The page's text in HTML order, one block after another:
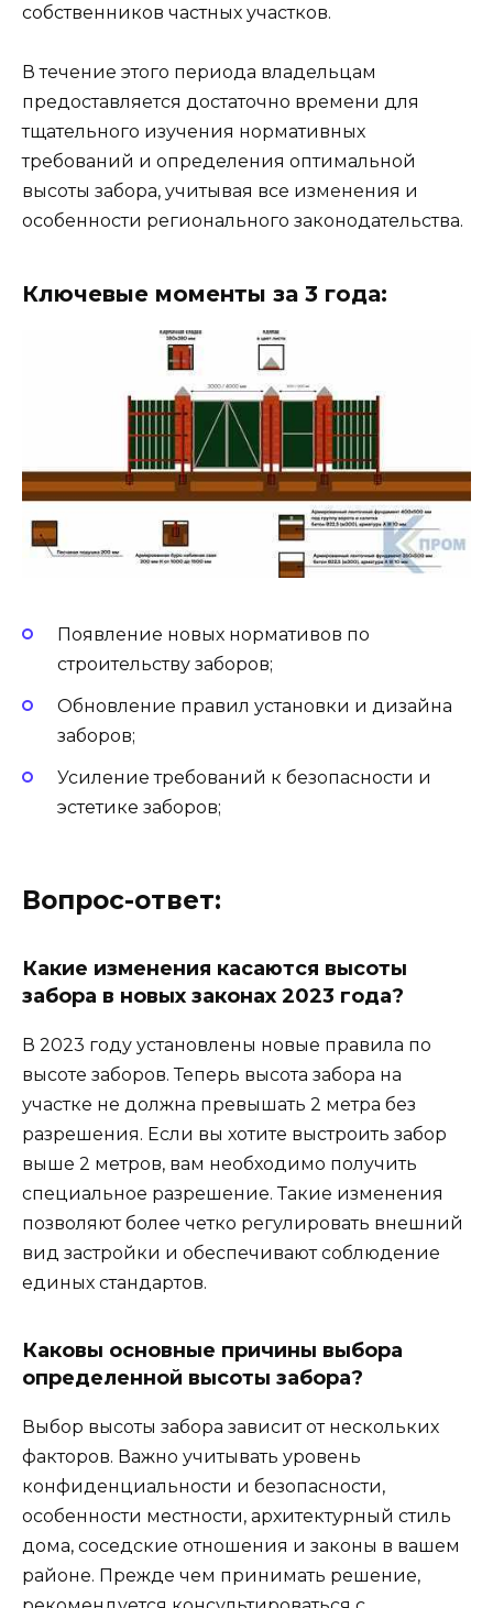
собственников частных участков.
В течение этого периода владельцам
предоставляется достаточно времени для
тщательного изучения нормативных
требований и определения оптимальной
высоты забора, учитывая все изменения и
особенности регионального законодательства.
Ключевые моменты за 3 года:
Появление новых нормативов по
строительству заборов;
Обновление правил установки и дизайна
заборов;
Усиление требований к безопасности и
эстетике заборов;
Вопрос-ответ:
Какие изменения касаются высоты
забора в новых законах 2023 года?
В 2023 году установлены новые правила по
высоте заборов. Теперь высота забора на
участке не должна превышать 2 метра без
разрешения. Если вы хотите выстроить забор
выше 2 метров, вам необходимо получить
специальное разрешение. Такие изменения
позволяют более четко регулировать внешний
вид застройки и обеспечивают соблюдение
единых стандартов.
Каковы основные причины выбора
определенной высоты забора?
Выбор высоты забора зависит от нескольких
факторов. Важно учитывать уровень
конфиденциальности и безопасности,
особенности местности, архитектурный стиль
дома, соседские отношения и законы в вашем
районе. Прежде чем принимать решение,